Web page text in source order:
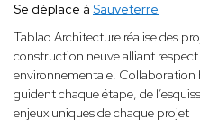
Se déplace à Sauveterre
Tablao Architecture réalise des
construction neuve alliant
environnementale.
guident chaque étape, de
enjeux uniques de chaque projet